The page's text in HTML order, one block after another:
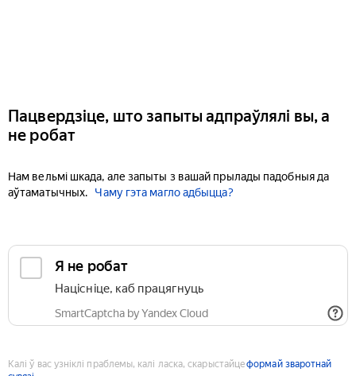
Пацвердзіце, што запыты адпраўлялі вы, а
не робат
Нам вельмі шкада, але запыты з вашай прылады падобныя да
аўтаматычных.
Чаму гэта магло адбыцца?
Я не робат
Націсніце, каб працягнуць
SmartCaptcha by Yandex Cloud
Калі ў вас узніклі праблемы, калі ласка, скарыстайцеформай зваротнай